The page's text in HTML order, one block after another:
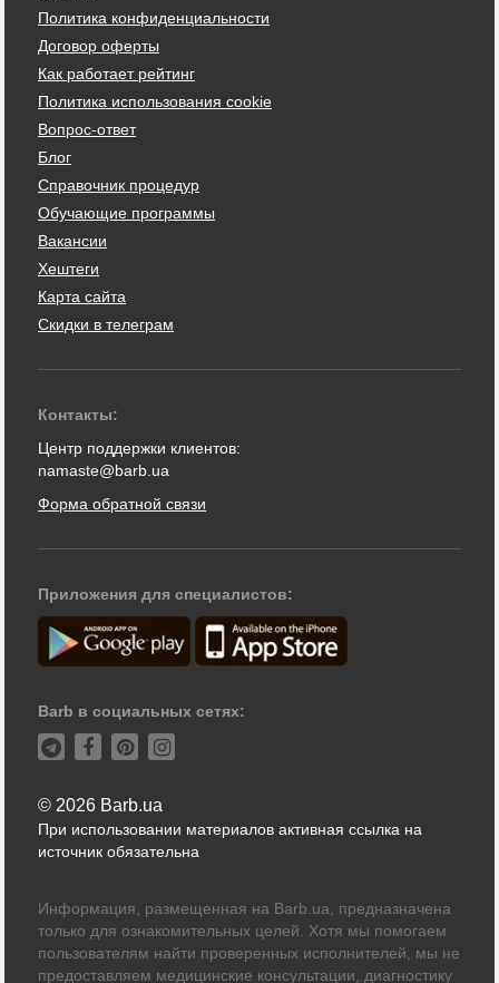
Политика конфиденциальности
Договор оферты
Как работает рейтинг
Политика использования cookie
Вопрос-ответ
Блог
Справочник процедур
Обучающие программы
Вакансии
Хештеги
Карта сайта
Скидки в телеграм
Контакты:
Центр поддержки клиентов:
namaste@barb.ua
Форма обратной связи
Приложения для специалистов:
Barb в социальных сетях:
© 2026 Barb.ua
При использовании материалов активная ссылка на
источник обязательна
Информация, размещенная на Barb.ua, предназначена
только для ознакомительных целей. Хотя мы помогаем
пользователям найти проверенных исполнителей, мы не
предоставляем медицинские консультации, диагностику